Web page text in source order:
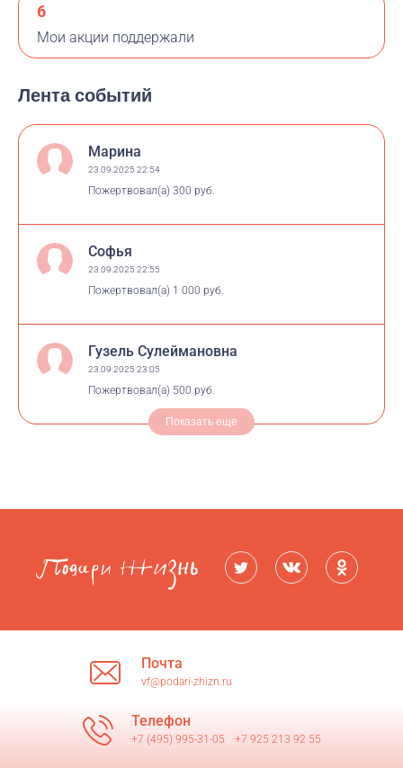
6
Мои акции поддержали
Лента событий
Марина
23.09.2025 22:54
Пожертвовал(а) 300 руб.
Софья
23.09.2025 22:55
Пожертвовал(а) 1 000 руб.
Гузель Сулеймановна
23.09.2025 23:05
Пожертвовал(а) 500 руб.
Показать еще
Почта
vf@podari-zhizn.ru
Телефон
+7 (495) 995-31-05 +7 925 213 92 55